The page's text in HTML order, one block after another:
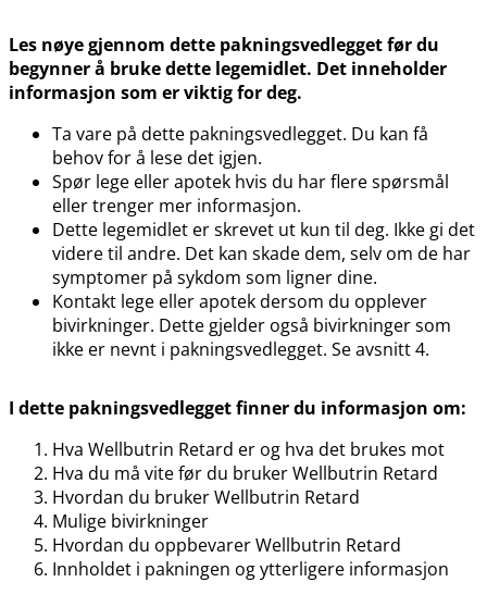
Les nøye gjennom dette pakningsvedlegget før du
begynner å bruke dette legemidlet. Det inneholder
informasjon som er viktig for deg.
Ta vare på dette pakningsvedlegget. Du kan få
behov for å lese det igjen.
Spør lege eller apotek hvis du har flere spørsmål
eller trenger mer informasjon.
Dette legemidlet er skrevet ut kun til deg. Ikke gi det
videre til andre. Det kan skade dem, selv om de har
symptomer på sykdom som ligner dine.
Kontakt lege eller apotek dersom du opplever
bivirkninger. Dette gjelder også bivirkninger som
ikke er nevnt i pakningsvedlegget. Se avsnitt 4.
I dette pakningsvedlegget finner du informasjon om:
Hva Wellbutrin Retard er og hva det brukes mot
Hva du må vite før du bruker Wellbutrin Retard
Hvordan du bruker Wellbutrin Retard
Mulige bivirkninger
Hvordan du oppbevarer Wellbutrin Retard
Innholdet i pakningen og ytterligere informasjon